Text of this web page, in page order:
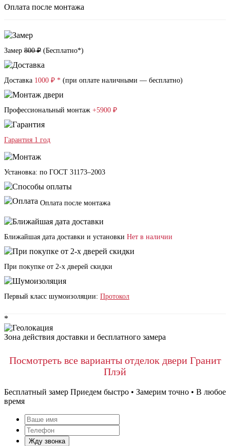
Оплата после монтажа
Замер 800 ₽ (Бесплатно*)
Доставка 1000 ₽ * (при оплате наличными — бесплатно)
Профессиональный монтаж +5900 ₽
Гарантия 1 год
Установка: по ГОСТ 31173–2003
Оплата после монтажа
Ближайшая дата доставки и установки Нет в наличии
При покупке от 2-х дверей скидки
Первый класс шумоизоляции: Протокол
*
Зона действия доставки и бесплатного замера
Посмотреть все варианты отделок двери Гранит
Плэй
Бесплатный замер Приедем быстро • Замерим точно • В любое
время
Жду звонка